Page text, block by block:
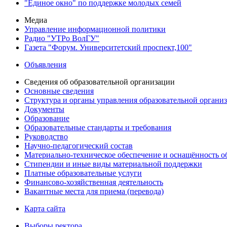
"Единое окно" по поддержке молодых семей
Медиа
Управление информационной политики
Радио "УТРо ВолГУ"
Газета "Форум. Университетский проспект,100"
Объявления
Сведения об образовательной организации
Основные сведения
Структура и органы управления образовательной
Документы
Образование
Образовательные стандарты и требования
Руководство
Научно-педагогический состав
Материально-техническое обеспечение и оснащённость
Стипендии и иные виды материальной поддержки
Платные образовательные услуги
Финансово-хозяйственная деятельность
Вакантные места для приема (перевода)
Карта сайта